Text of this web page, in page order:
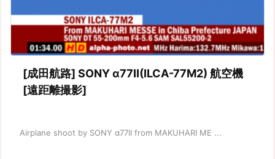
[成田航路] SONY α77II(ILCA-77M2) 航空機
[遠距離撮影]
Airplane shoot by SONY α77II from MAKUHARI ME ...